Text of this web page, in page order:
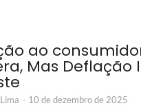
ao
Mas Deflação
- 10 de dezembro de 2025